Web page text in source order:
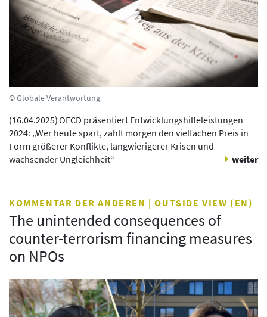
© Globale Verantwortung
(16.04.2025)OECD präsentiert Entwicklungshilfeleistungen
2024: „Wer heute spart, zahlt morgen den vielfachen Preis in
Form größerer Konflikte, langwierigerer Krisen und
wachsender Ungleichheit“
weiter
KOMMENTAR DER ANDEREN | OUTSIDE VIEW (EN)
The unintended consequences of
counter-terrorism financing measures
on NPOs